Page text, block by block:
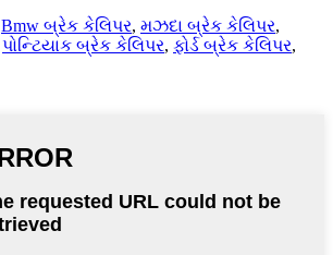
Bmw બ્રેક કેલિપર, મઝદા બ્રેક કેલિપર,
પોન્ટિયાક બ્રેક કેલિપર, ફોર્ડ બ્રેક કેલિપર,